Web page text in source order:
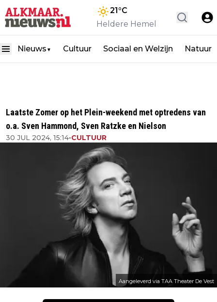
21°C
Heldere Hemel
Nieuws ▼ Cultuur Sociaal en Welzijn Natuur
Laatste Zomer op het Plein-weekend met optredens van
o.a. Sven Hammond, Sven Ratzke en Nielson
30 JUL 2024, 15:14•CULTUUR
Aangeleverd via TAA Theater De Vest